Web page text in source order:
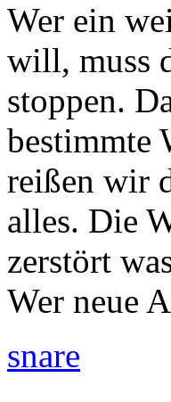
Wer ein
will, muss
stoppen.
bestimmte
reißen wir
alles. Die
zerstört
Wer neue
snare